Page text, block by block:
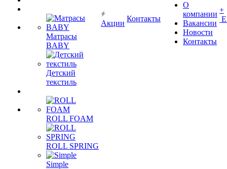
Матрасы
BABY
Детский
текстиль
ROLL FOAM
ROLL SPRING
Simple
Акции
Контакты
О
компании
Вакансии
Новости
Контакты
+